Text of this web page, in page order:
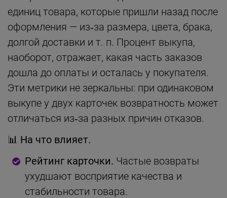
единиц товара, которые пришли назад после
оформления — из‑за размера, цвета, брака,
долгой доставки и т. п. Процент выкупа,
наоборот, отражает, какая часть заказов
дошла до оплаты и осталась у покупателя.
Эти метрики не зеркальны: при одинаковом
выкупе у двух карточек возвратность может
отличаться из‑за разных причин отказов.
📊 На что влияет.
Рейтинг карточки. Частые возвраты
ухудшают восприятие качества и
стабильности товара.